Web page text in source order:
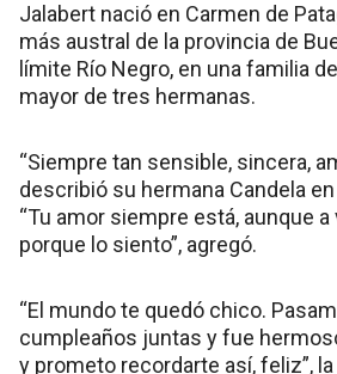
Jalabert nació en Carmen de
más austral de la provincia de
límite Río Negro, en una familia
mayor de tres hermanas.
“Siempre tan sensible, sincera,
describió su hermana Candela
“Tu amor siempre está, aunque a
porque lo siento”, agregó.
“El mundo te quedó chico.
cumpleaños juntas y fue
y prometo recordarte así, feliz”,